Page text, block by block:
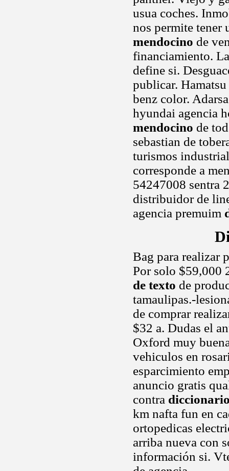
usua coches.
nos permite tener
mendocino de
financiamiento.
define si.
publicar.
benz color.
hyundai agencia
mendocino de
sebastian de
turismos
corresponde a
54247008 sentra
distribuidor de
agencia premuim
Bag para realizar
Por solo $59,000
de texto de
tamaulipas.-
de comprar
$32 a. Dudas el
Oxford muy
vehiculos en
esparcimiento
anuncio gratis
contra
km nafta fun en
ortopedicas
arriba nueva con
información si.